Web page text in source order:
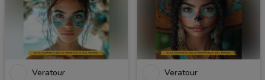
Veratour Veratour